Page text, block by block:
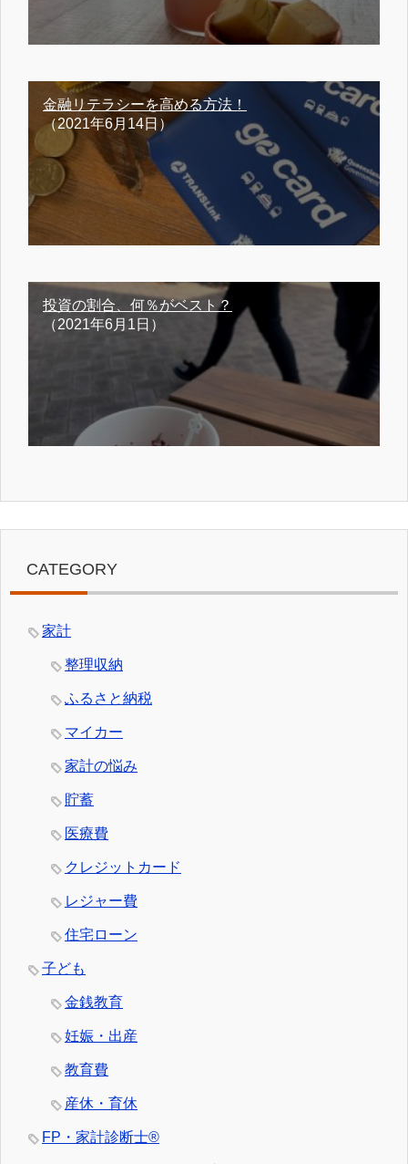
金融リテラシーを高める方法！
（2021年6月14日）
投資の割合、何％がベスト？
（2021年6月1日）
CATEGORY
家計
整理収納
ふるさと納税
マイカー
家計の悩み
貯蓄
医療費
クレジットカード
レジャー費
住宅ローン
子ども
金銭教育
妊娠・出産
教育費
産休・育休
FP・家計診断士®